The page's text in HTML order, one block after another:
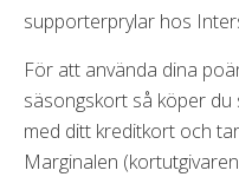
supporterprylar hos
För att använda dina
säsongskort så köper
med ditt kreditkort och
Marginalen